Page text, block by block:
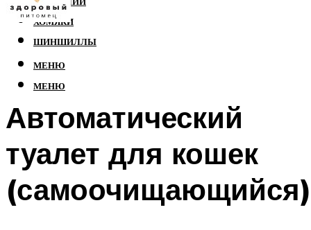
ХОМЯКИ
ШИНШИЛЛЫ
МЕНЮ
МЕНЮ
Автоматический
туалет для кошек
(самоочищающийся)